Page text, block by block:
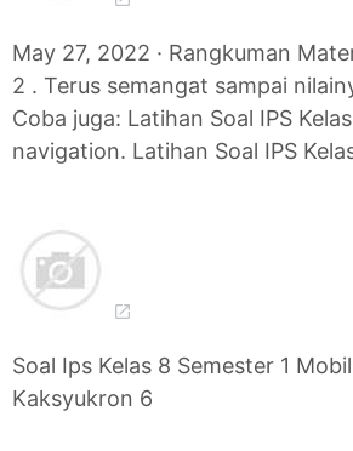
May 27, 2022 · Rangkuman
2 . Terus semangat sampai
Coba juga: Latihan Soal IPS
navigation. Latihan Soal IPS
Soal Ips Kelas 8 Semester 1
Kaksyukron 6